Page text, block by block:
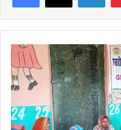
झंझारपुर
क्षेत्र
की
महिलाएं
बनेगी
आत्म